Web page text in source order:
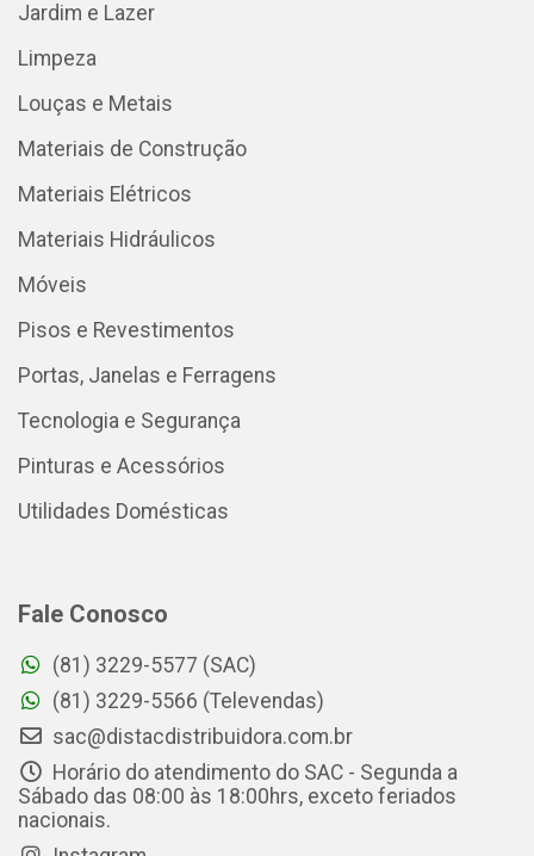
Jardim e Lazer
Limpeza
Louças e Metais
Materiais de Construção
Materiais Elétricos
Materiais Hidráulicos
Móveis
Pisos e Revestimentos
Portas, Janelas e Ferragens
Tecnologia e Segurança
Pinturas e Acessórios
Utilidades Domésticas
Fale Conosco
(81) 3229-5577 (SAC)
(81) 3229-5566 (Televendas)
sac@distacdistribuidora.com.br
Horário do atendimento do SAC - Segunda a
Sábado das 08:00 às 18:00hrs, exceto feriados
nacionais.